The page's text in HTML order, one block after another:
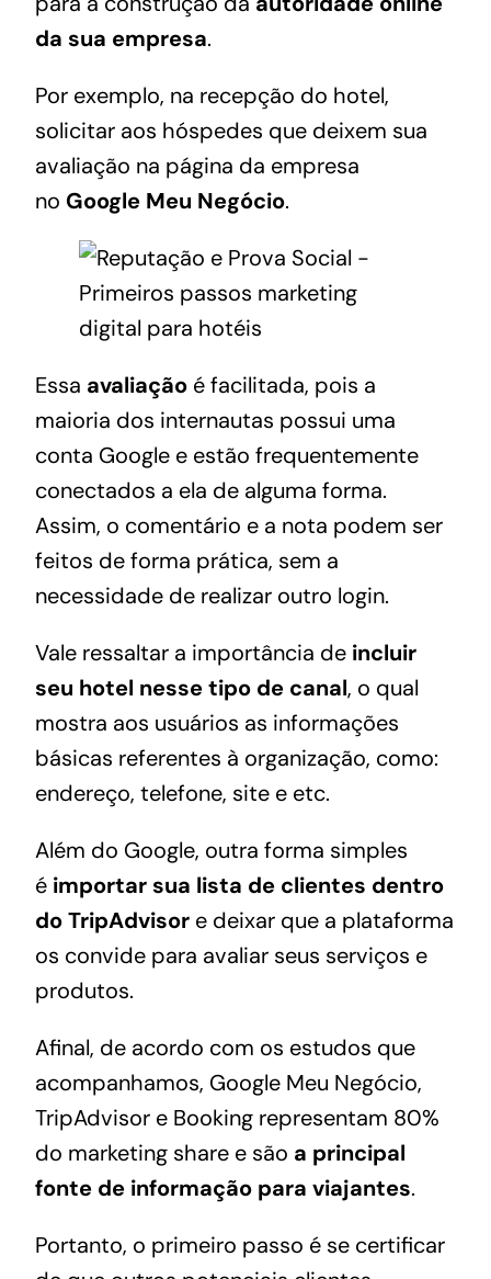
da sua empresa.
Por exemplo, na recepção do hotel,
solicitar aos hóspedes que deixem sua
avaliação na página da empresa
no Google Meu Negócio.
Essa avaliaçãoé facilitada, pois a
maioria dos internautas possui uma
conta Google e estão frequentemente
conectados a ela de alguma forma.
Assim, o comentário e a nota podem ser
feitos de forma prática, sem a
necessidade de realizar outro login.
Vale ressaltar a importância de incluir
seu hotel nesse tipo de canal, o qual
mostra aos usuários as informações
básicas referentes à organização, como:
endereço, telefone, site e etc.
Além do Google, outra forma simples
é importar sua lista de clientes dentro
do TripAdvisore deixar que a plataforma
os convide para avaliar seus serviços e
produtos.
Afinal, de acordo com os estudos que
acompanhamos, Google Meu Negócio,
TripAdvisor e Booking representam 80%
do marketing share e são a principal
fonte de informação para viajantes.
Portanto, o primeiro passo é se certificar